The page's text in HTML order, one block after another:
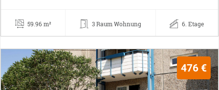
59.96 m² 3 Raum Wohnung 6. Etage
476 €